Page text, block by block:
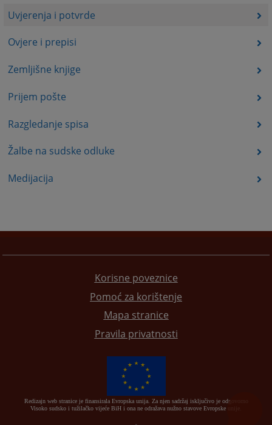
Uvjerenja i potvrde
Ovjere i prepisi
Zemljišne knjige
Prijem pošte
Razgledanje spisa
Žalbe na sudske odluke
Medijacija
Korisne poveznice
Pomoć za korištenje
Mapa stranice
Pravila privatnosti
Redizajn web stranice je finansirala Evropska unija. Za njen sadržaj isključivo je odgovorno
Visoko sudsko i tužilačko vijeće BiH i ona ne odražava nužno stavove Evropske unije.